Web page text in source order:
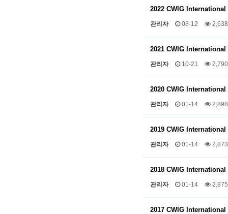
2022 CWIG
관리자 08-12 2,638
2021 CWIG
관리자 10-21 2,790
2020 CWIG
관리자 01-14 2,898
2019 CWIG
관리자 01-14 2,873
2018 CWIG
관리자 01-14 2,875
2017 CWIG